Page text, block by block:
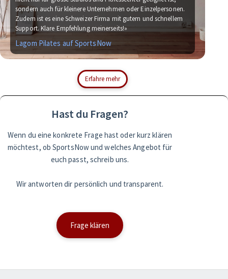
sondern auch für kleinere Unternehmen oder Einzelpersonen.
Zudem ist es eine Schweizer Firma mit gutem und schnellem
Support. Klare Empfehlung meinerseits!»
Lagom Pilates auf SportsNow
Erfahre mehr
Hast du Fragen?
Wenn du eine konkrete Frage hast oder kurz klären
möchtest, ob SportsNow und welches Angebot für
euch passt, schreib uns.
Wir antworten dir persönlich und transparent.
Frage klären